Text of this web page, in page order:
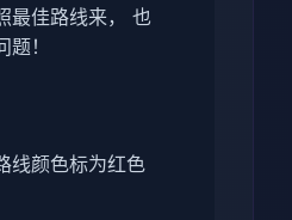
最佳路线来， 也
！
线颜色标为红色